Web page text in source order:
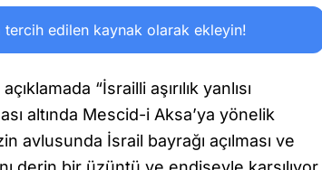
tercih edilen kaynak olarak ekleyin!
“İsrailli aşırılık yanlısı
altında Mescid-i Aksa’ya yönelik
avlusunda İsrail bayrağı açılması ve